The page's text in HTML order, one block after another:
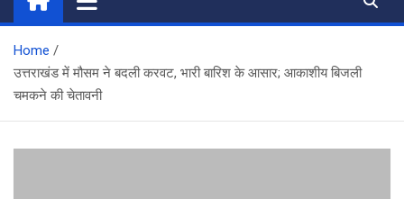
Home
उत्तराखंड में मौसम ने बदली करवट, भारी बार‍िश के आसार; आकाशीय बिजली
चमकने की चेतावनी